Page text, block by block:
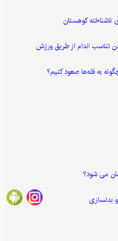
ناشناخته کوهستان
تناسب اندام از طریق ورزش
به قله‌ها صعود کنیم؟
می شود؟
بدنسازی